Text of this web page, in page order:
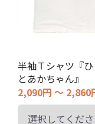
半袖Ｔシャツ『ひ
とあかちゃん』
2,090円 ～ 2,860